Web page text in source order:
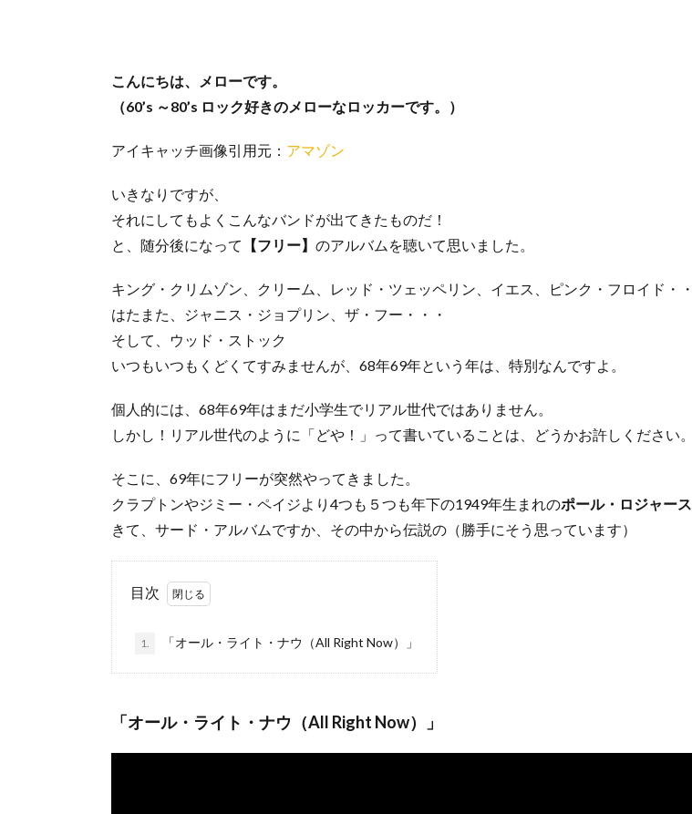
こんにちは、メローです。
（60’s ～80’s ロック好きのメローなロッカーです。）
アイキャッチ画像引用元： アマゾン
いきなりですが、
それにしてもよくこんなバンドが出てきたものだ！
と、随分後になって
【フリー】 のアルバムを聴いて思いました。
キング・クリムゾン、クリーム、レッド・ツェッペリン、イエス、ピンク・フロイド・・
はたまた、ジャニス・ジョプリン、ザ・フー・・・
そして、ウッド・ストック
いつもいつもくどくてすみませんが、68年69年という年は、特別なんですよ。
個人的には、68年69年はまだ小学生でリアル世代ではありません。
しかし！リアル世代のように「どや！」って書いていることは、どうかお許しください。
そこに、69年にフリーが突然やってきました。
クラプトンやジミー・ペイジより4つも５つも年下の1949年生まれのポール・ロジャース
きて、サード・アルバムですか、その中から伝説の（勝手にそう思っています）
目次
1. 「オール・ライト・ナウ（All Right Now）」
「オール・ライト・ナウ（All Right Now）」